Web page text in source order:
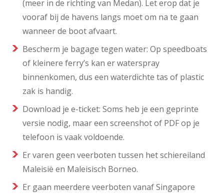
(meer in de richting van Medan). Let erop dat je
vooraf bij de havens langs moet om na te gaan
wanneer de boot afvaart.
Bescherm je bagage tegen water: Op speedboats
of kleinere ferry’s kan er waterspray
binnenkomen, dus een waterdichte tas of plastic
zak is handig.
Download je e-ticket: Soms heb je een geprinte
versie nodig, maar een screenshot of PDF op je
telefoon is vaak voldoende.
Er varen geen veerboten tussen het schiereiland
Maleisië en Maleisisch Borneo.
Er gaan meerdere veerboten vanaf Singapore